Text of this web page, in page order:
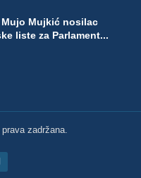
Mujkić nosilac
liste za Parlament...
zadržana.